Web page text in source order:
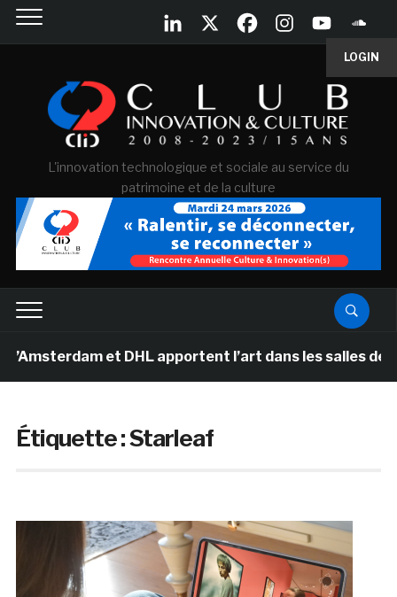
LOGIN
L'innovation technologique et sociale au service du
patrimoine et de la culture
et DHL apportent l’art dans les salles de
Étiquette :Starleaf